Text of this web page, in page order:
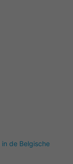
de Belgische